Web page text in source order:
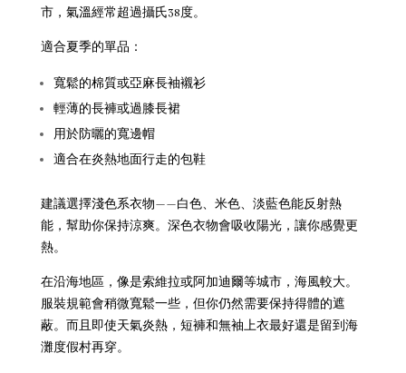
市，氣溫經常超過攝氏38度。
適合夏季的單品：
寬鬆的棉質或亞麻長袖襯衫
輕薄的長褲或過膝長裙
用於防曬的寬邊帽
適合在炎熱地面行走的包鞋
建議選擇淺色系衣物——白色、米色、淡藍色能反射熱
能，幫助你保持涼爽。深色衣物會吸收陽光，讓你感覺更
熱。
在沿海地區，像是索維拉或阿加迪爾等城市，海風較大。
服裝規範會稍微寬鬆一些，但你仍然需要保持得體的遮
蔽。而且即使天氣炎熱，短褲和無袖上衣最好還是留到海
灘度假村再穿。